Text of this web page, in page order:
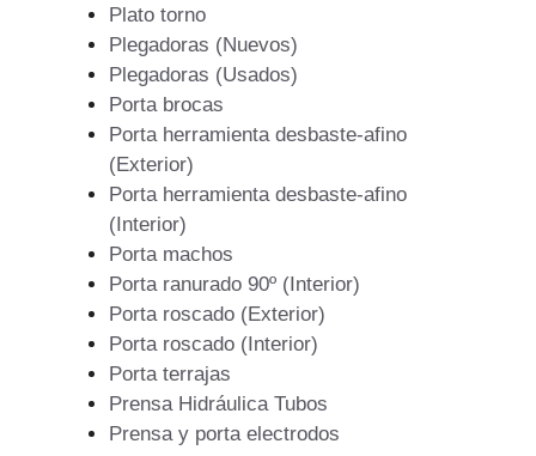
Plato torno
Plegadoras (Nuevos)
Plegadoras (Usados)
Porta brocas
Porta herramienta desbaste-afino
(Exterior)
Porta herramienta desbaste-afino
(Interior)
Porta machos
Porta ranurado 90º (Interior)
Porta roscado (Exterior)
Porta roscado (Interior)
Porta terrajas
Prensa Hidráulica Tubos
Prensa y porta electrodos